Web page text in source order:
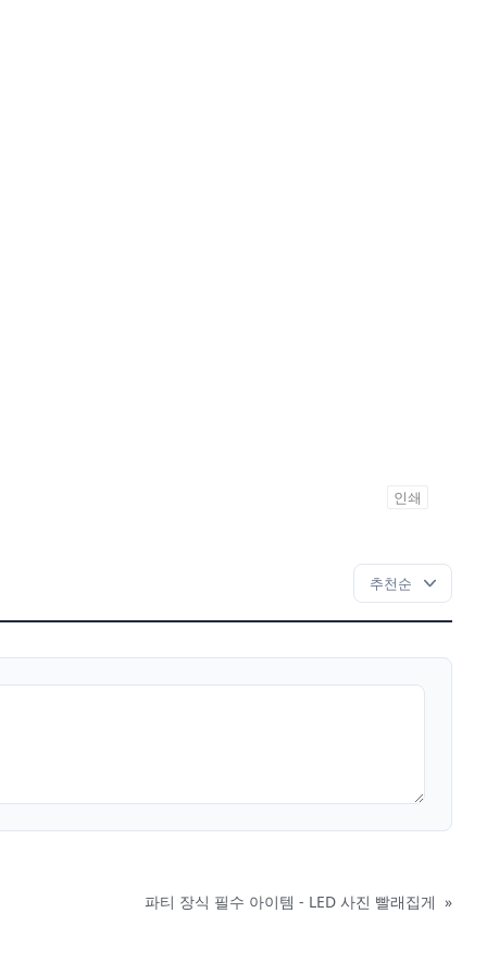
인쇄
파티 장식 필수 아이템 - LED 사진 빨래집게 »